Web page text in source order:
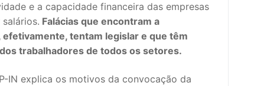
e a capacidade financeira das empresas
Falácias que encontram a
tentam legislar e que têm
trabalhadores de todos os setores.
IN explica os motivos da convocação da